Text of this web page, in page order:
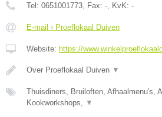
Tel: 0651001773 , Fax: - , KvK: -
E-mail › Proeflokaal Duiven
Website: https://
Over Proeflokaal Duiven ▼
Thuisdiners, Bruiloften, Afhaalmenu's,
Kookworkshops,
▼